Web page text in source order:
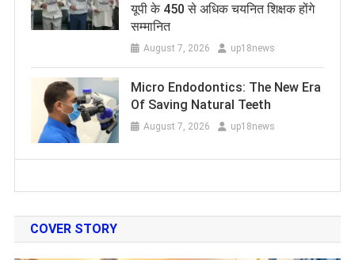
यूपी के 450 से अधिक चयनित शिक्षक होंगे
सम्मानित
August 7, 2026 up18news
Micro Endodontics: The New Era
Of Saving Natural Teeth
August 7, 2026 up18news
COVER STORY